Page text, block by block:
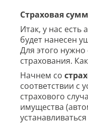
Страховая
Итак, у нас есть
будет нанесен
Для этого
страхования.
Начнем со
соответствии с
страхового
имущества